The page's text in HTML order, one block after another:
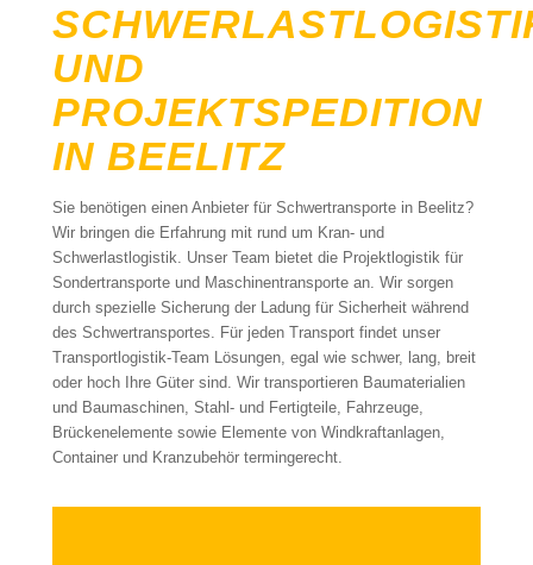
UND
PROJEKTSPEDITION
IN BEELITZ
Sie benötigen einen Anbieter für Schwertransporte in Beelitz?
Wir bringen die Erfahrung mit rund um Kran- und
Schwerlastlogistik. Unser Team bietet die Projektlogistik für
Sondertransporte und Maschinentransporte an. Wir sorgen
durch spezielle Sicherung der Ladung für Sicherheit während
des Schwertransportes. Für jeden Transport findet unser
Transportlogistik-Team Lösungen, egal wie schwer, lang, breit
oder hoch Ihre Güter sind. Wir transportieren Baumaterialien
und Baumaschinen, Stahl- und Fertigteile, Fahrzeuge,
Brückenelemente sowie Elemente von Windkraftanlagen,
Container und Kranzubehör termingerecht.